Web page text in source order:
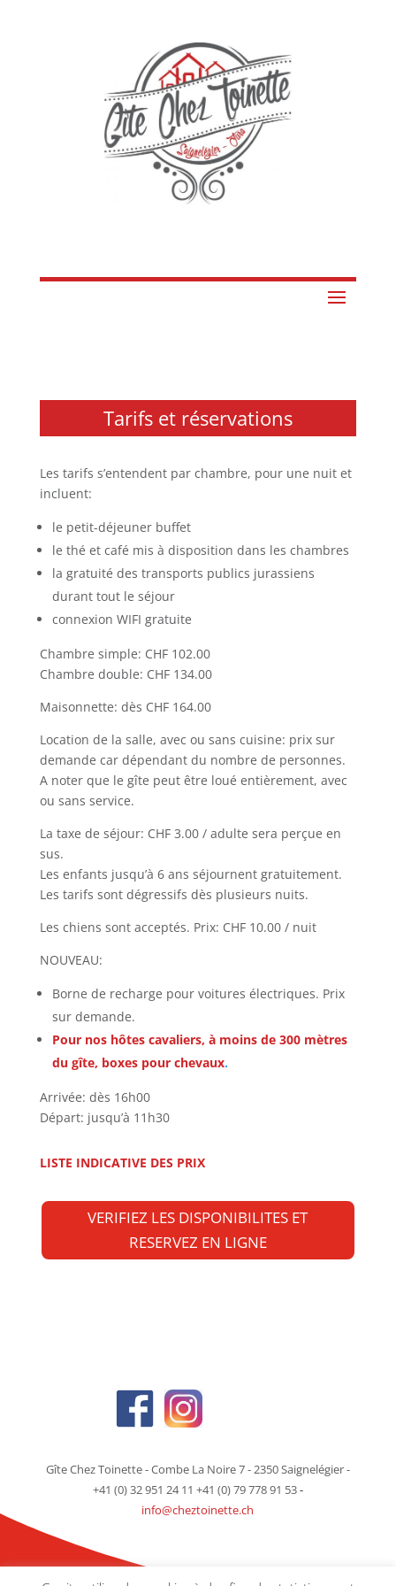
Tarifs et réservations
Les tarifs s’entendent par chambre, pour une nuit et
incluent:
le petit-déjeuner buffet
le thé et café mis à disposition dans les chambres
la gratuité des transports publics jurassiens
durant tout le séjour
connexion WIFI gratuite
Chambre simple: CHF 102.00
Chambre double: CHF 134.00
Maisonnette: dès CHF 164.00
Location de la salle, avec ou sans cuisine: prix sur
demande car dépendant du nombre de personnes.
A noter que le gîte peut être loué entièrement, avec
ou sans service.
La taxe de séjour: CHF 3.00 / adulte sera perçue en
sus.
Les enfants jusqu’à 6 ans séjournent gratuitement.
Les tarifs sont dégressifs dès plusieurs nuits.
Les chiens sont acceptés. Prix: CHF 10.00 / nuit
NOUVEAU:
Borne de recharge pour voitures électriques. Prix
sur demande.
Pour nos hôtes cavaliers, à moins de 300 mètres
du gîte, boxes pour chevaux.
Arrivée: dès 16h00
Départ: jusqu’à 11h30
LISTE INDICATIVE DES PRIX
VERIFIEZ LES DISPONIBILITES ET
RESERVEZ EN LIGNE
Gîte Chez Toinette - Combe La Noire 7 - 2350 Saignelégier -
+41 (0) 32 951 24 11 +41 (0) 79 778 91 53-
info@cheztoinette.ch